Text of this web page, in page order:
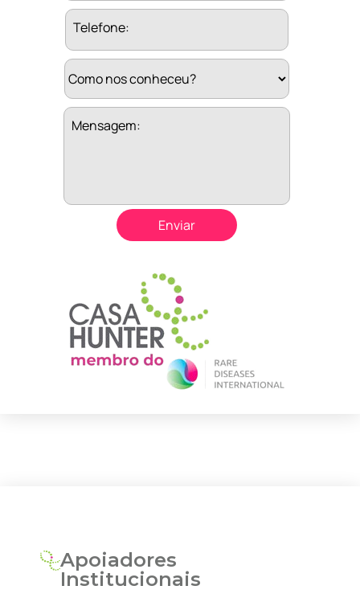
Telefone:
Mensagem:
Apoiadores
Institucionais